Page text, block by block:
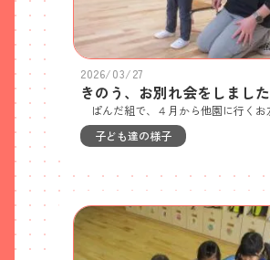
2026/03/27
きのう、お別れ会をしました
子ども達の様子